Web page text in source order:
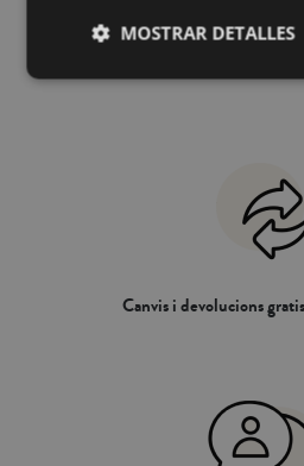
Enviament gratis a partir
Canvis i devolucions
MOSTRAR DETALLES